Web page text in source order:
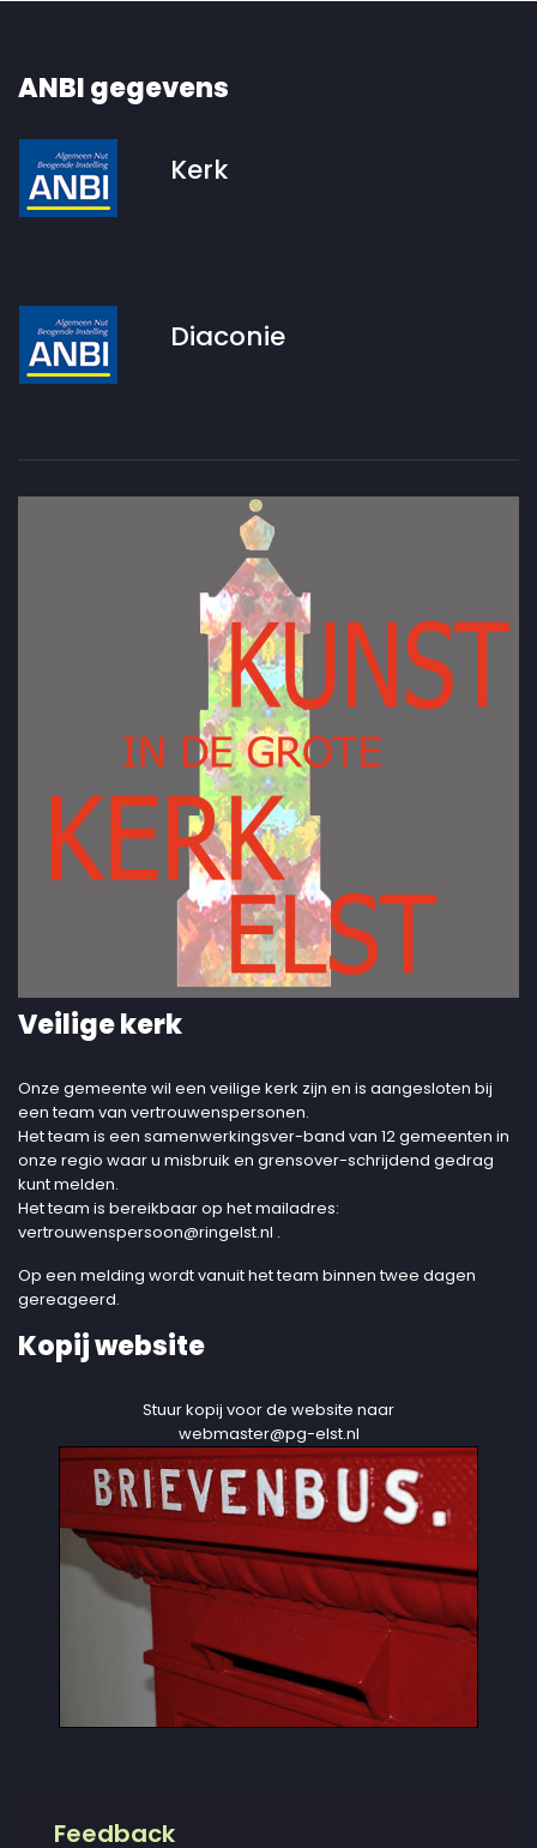
ANBI gegevens
Kerk
Diaconie
Veilige kerk
Onze gemeente wil een veilige kerk zijn en is aangesloten bij
een team van vertrouwenspersonen.
Het team is een samenwerkingsver-band van 12 gemeenten in
onze regio waar u misbruik en grensover-schrijdend gedrag
kunt melden.
Het team is bereikbaar op het mailadres:
vertrouwenspersoon@ringelst.nl .
Op een melding wordt vanuit het team binnen twee dagen
gereageerd.
Kopij website
Stuur kopij voor de website naar
webmaster@pg-elst.nl
Feedback